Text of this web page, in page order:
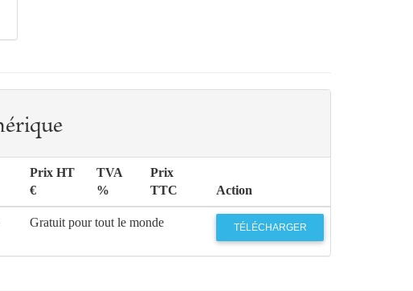
Prix HT
€
TVA
%
Prix
TTC
Action
Gratuit pour tout le monde TÉLÉCHARGER